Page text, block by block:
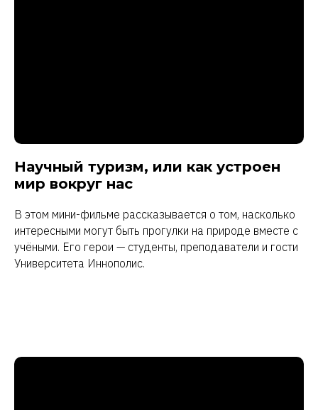
Научный туризм, или как устроен
мир вокруг нас
В этом мини-фильме рассказывается о том, насколько
интересными могут быть прогулки на природе вместе с
учёными. Его герои — студенты, преподаватели и гости
Университета Иннополис.